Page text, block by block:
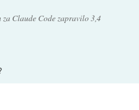
Claude Code zapravilo 3,4